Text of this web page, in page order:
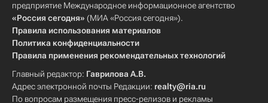
предприятие Международное информационное агентство
«Россия сегодня» (МИА «Россия сегодня»).
Правила использования материалов
Политика конфиденциальности
Правила применения рекомендательных технологий
Главный редактор: Гаврилова А.В.
Адрес электронной почты Редакции: realty@ria.ru
По вопросам размещения пресс-релизов и рекламы